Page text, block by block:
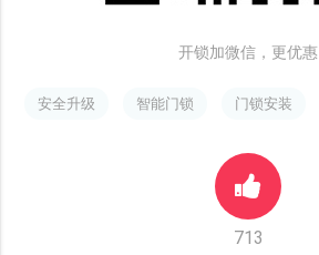
开锁加微信，更优惠
安全升级 智能门锁 门锁安装
713